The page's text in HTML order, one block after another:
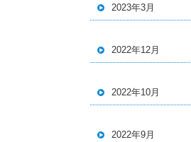
2023年3月
2022年12月
2022年10月
2022年9月